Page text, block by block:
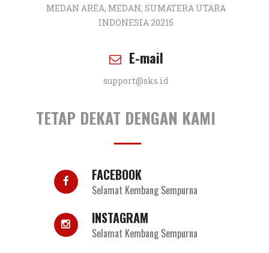
MEDAN AREA, MEDAN, SUMATERA UTARA
INDONESIA 20215
E-mail
support@sks.id
TETAP DEKAT DENGAN KAMI
FACEBOOK
Selamat Kembang Sempurna
INSTAGRAM
Selamat Kembang Sempurna